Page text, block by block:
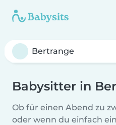
Babysitter in
Ob für einen Abend zu
oder wenn du einfach